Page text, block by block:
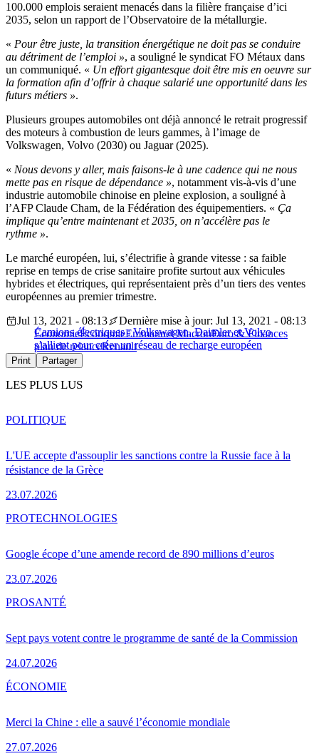
100.000 emplois seraient menacés dans la filière française d’ici
2035, selon un rapport de l’Observatoire de la métallurgie.
« Pour être juste, la transition énergétique ne doit pas se conduire
au détriment de l’emploi », a souligné le syndicat FO Métaux dans
un communiqué. « Un effort gigantesque doit être mis en oeuvre sur
la formation afin d’offrir à chaque salarié une opportunité dans les
futurs métiers ».
Plusieurs groupes automobiles ont déjà annoncé le retrait progressif
des moteurs à combustion de leurs gammes, à l’image de
Volkswagen, Volvo (2030) ou Jaguar (2025).
« Nous devons y aller, mais faisons-le à une cadence qui ne nous
mette pas en risque de dépendance », notamment vis-à-vis d’une
industrie automobile chinoise en pleine explosion, a souligné à
l’AFP Claude Cham, de la Fédération des équipementiers. « Ça
implique qu’entre maintenant et 2035, on n’accélère pas le
rythme ».
Le marché européen, lui, s’électrifie à grande vitesse : sa faible
reprise en temps de crise sanitaire profite surtout aux véhicules
hybrides et électriques, qui représentaient près d’un tiers des ventes
européennes au premier trimestre.
Camions électriques : Volkswagen, Daimler et Volvo
s’allient pour créer un réseau de recharge européen
Jul 13, 2021 - 08:13
Dernière mise à jour: Jul 13, 2021 - 08:13
ÉconomieÉconomieEmmanuel MacronEuro & Finances
plan de relanceRenault
Print Partager
LES PLUS LUS
L'UE accepte d'assouplir les sanctions contre la Russie face à la
résistance de la Grèce
23.07.2026
POLITIQUE
Google écope d’une amende record de 890 millions d’euros
23.07.2026
PROTECHNOLOGIES
Sept pays votent contre le programme de santé de la Commission
24.07.2026
PROSANTÉ
Merci la Chine : elle a sauvé l’économie mondiale
27.07.2026
ÉCONOMIE